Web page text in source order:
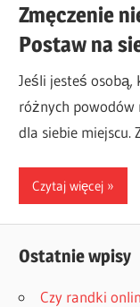
Zmęczenie
Postaw na
Jeśli jesteś osobą,
różnych powodów
dla siebie miejscu.
Czytaj więcej
Ostatnie wpisy
Czy randki